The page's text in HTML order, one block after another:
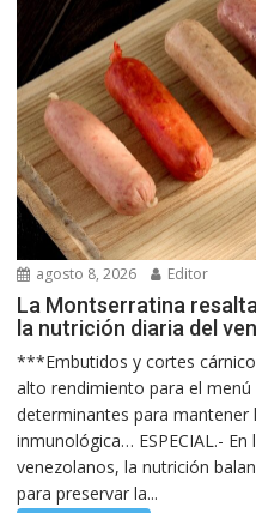
agosto 8, 2026 Editor
La Montserratina
la nutrición diaria del
***Embutidos y cortes
alto rendimiento para el
determinantes para mantener
inmunológica… ESPECIAL.-
venezolanos, la nutrición
para preservar la...